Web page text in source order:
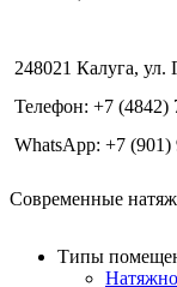
248021 Калуга, ул.
Телефон: +7 (4842)
WhatsApp: +7 (901)
Современные
Типы